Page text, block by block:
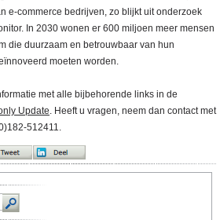
e-commerce bedrijven, zo blijkt uit onderzoek
In 2030 wonen er 600 miljoen meer mensen
die duurzaam en betrouwbaar van hun
moeten worden.
met alle bijbehorende links in de
Update. Heeft u vragen, neem dan contact met
512411.